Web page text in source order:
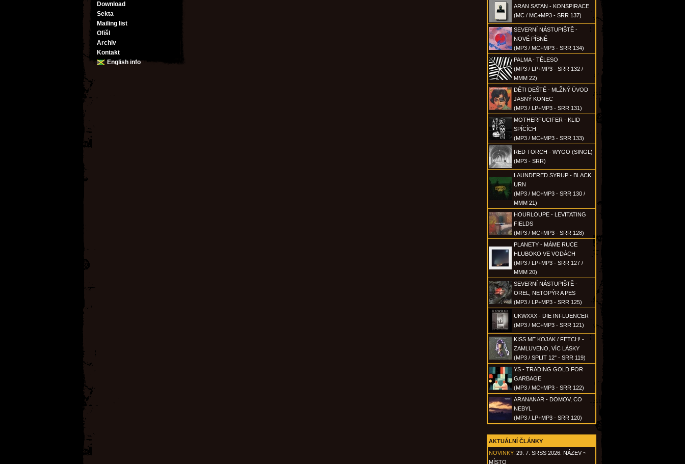
Download
Sekta
Mailing list
Ofišl
Archiv
Kontakt
English info
ARAN SATAN - KONSPIRACE
(MC / MC+MP3 - SRR 137)
SEVERNÍ NÁSTUPIŠTĚ -
NOVÉ PÍSNĚ
(MP3 / MC+MP3 - SRR 134)
PALMA - TĚLESO
(MP3 / LP+MP3 - SRR 132 /
MMM 22)
DĚTI DEŠTĚ - MLŽNÝ ÚVOD
JASNÝ KONEC
(MP3 / LP+MP3 - SRR 131)
MOTHERFUCIFER - KLID
SPÍCÍCH
(MP3 / MC+MP3 - SRR 133)
RED TORCH - WYGO (SINGL)
(MP3 - SRR)
LAUNDERED SYRUP - BLACK
URN
(MP3 / MC+MP3 - SRR 130 /
MMM 21)
HOURLOUPE - LEVITATING
FIELDS
(MP3 / MC+MP3 - SRR 128)
PLANETY - MÁME RUCE
HLUBOKO VE VODÁCH
(MP3 / LP+MP3 - SRR 127 /
MMM 20)
SEVERNÍ NÁSTUPIŠTĚ -
OREL, NETOPÝR A PES
(MP3 / LP+MP3 - SRR 125)
UKWXXX - DIE INFLUENCER
(MP3 / MC+MP3 - SRR 121)
KISS ME KOJAK / FETCH! -
ZAMLUVENO, VÍC LÁSKY
(MP3 / SPLIT 12" - SRR 119)
YS - TRADING GOLD FOR
GARBAGE
(MP3 / MC+MP3 - SRR 122)
ARANANAR - DOMOV, CO
NEBYL
(MP3 / LP+MP3 - SRR 120)
AKTUÁLNÍ ČLÁNKY
NOVINKY: 29. 7. SRSS 2026: NÁZEV ~
MÍSTO